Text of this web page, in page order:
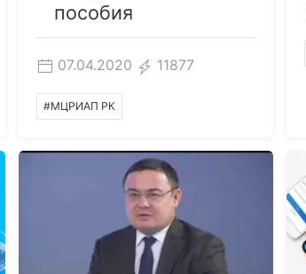
пособия
07.04.2020 11877
#МЦРИАП РК